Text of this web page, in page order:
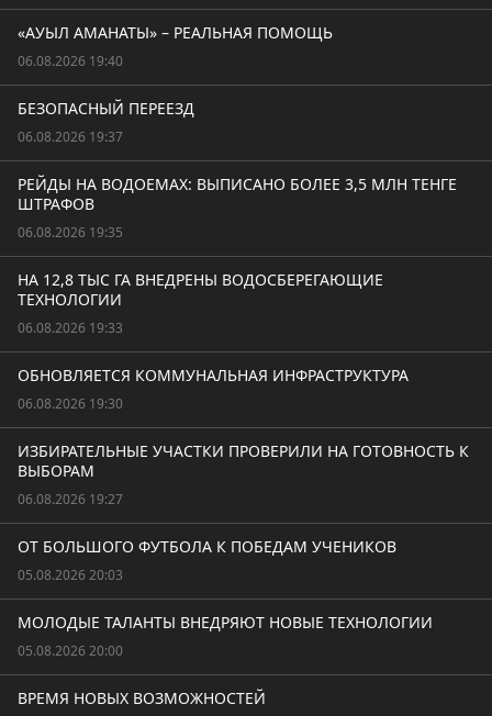
«АУЫЛ АМАНАТЫ» – РЕАЛЬНАЯ ПОМОЩЬ
06.08.2026 19:40
БЕЗОПАСНЫЙ ПЕРЕЕЗД
06.08.2026 19:37
РЕЙДЫ НА ВОДОЕМАХ: ВЫПИСАНО БОЛЕЕ 3,5 МЛН ТЕНГЕ
ШТРАФОВ
06.08.2026 19:35
НА 12,8 ТЫС ГА ВНЕДРЕНЫ ВОДОСБЕРЕГАЮЩИЕ
ТЕХНОЛОГИИ
06.08.2026 19:33
ОБНОВЛЯЕТСЯ КОММУНАЛЬНАЯ ИНФРАСТРУКТУРА
06.08.2026 19:30
ИЗБИРАТЕЛЬНЫЕ УЧАСТКИ ПРОВЕРИЛИ НА ГОТОВНОСТЬ К
ВЫБОРАМ
06.08.2026 19:27
ОТ БОЛЬШОГО ФУТБОЛА К ПОБЕДАМ УЧЕНИКОВ
05.08.2026 20:03
МОЛОДЫЕ ТАЛАНТЫ ВНЕДРЯЮТ НОВЫЕ ТЕХНОЛОГИИ
05.08.2026 20:00
ВРЕМЯ НОВЫХ ВОЗМОЖНОСТЕЙ